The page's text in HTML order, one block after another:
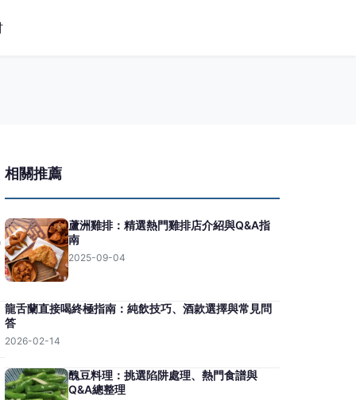
相關推薦
蘆洲雞排：精選熱門雞排店介紹與Q&A指
南
2025-09-04
龍舌蘭直接喝終極指南：純飲技巧、酒款選擇與常見問
答
2026-02-14
醜豆料理：挑選陷阱處理、熱門食譜與
Q&A總整理